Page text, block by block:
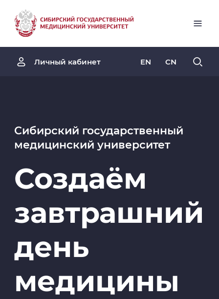
Личный кабинет EN CN
Сибирский государственный
медицинский университет
Создаём
завтрашний
день
медицины